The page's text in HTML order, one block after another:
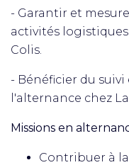
- Garantir et
activités
Colis.
- Bénéficier du
l'alternance chez
Missions en
Contribuer à